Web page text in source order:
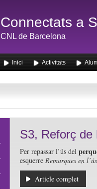
Connectats a
CNL de Barcelona
Inici Activitats
S3, Reforç de
Per repassar l’ús del
esquerre Remarques en
Article complet